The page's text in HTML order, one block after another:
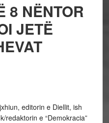
8 NËNTOR
JETË
editorin e Diellit, ish
redaktorin e “Demokracia”